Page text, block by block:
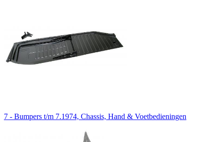
7 - Bumpers t/m 7.1974, Chassis, Hand & Voetbedieningen